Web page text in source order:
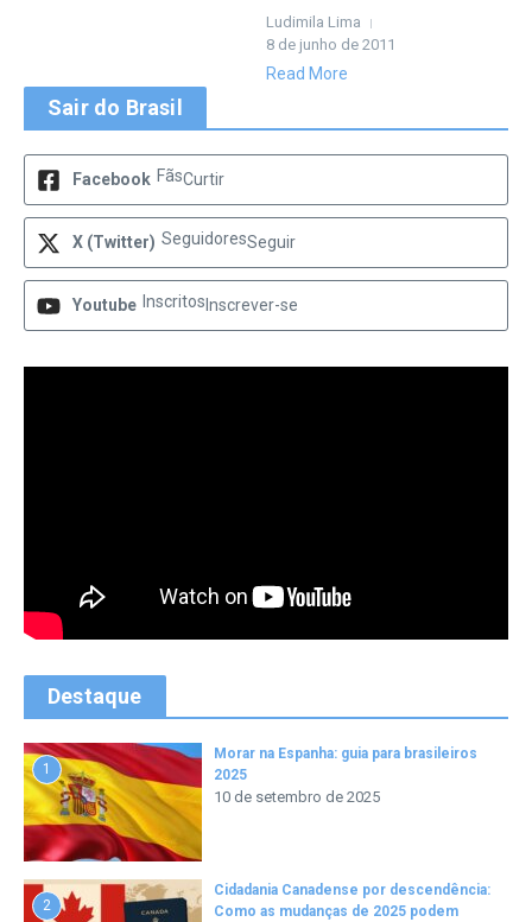
Ludimila Lima
8 de junho de 2011
Read More
Sair do Brasil
Facebook FãsCurtir
X (Twitter) SeguidoresSeguir
Youtube Inscritos Inscrever-se
Destaque
1
Morar na Espanha: guia para brasileiros
2025
10 de setembro de 2025
2
Cidadania Canadense por descendência:
Como as mudanças de 2025 podem